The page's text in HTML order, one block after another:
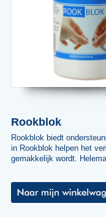
Rookblok
Rookblok biedt
in Rookblok helpen het
gemakkelijk wordt.